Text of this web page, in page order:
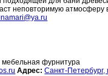
неповторимую атмосферу
мебельная фурнитура
Адрес: Санкт-